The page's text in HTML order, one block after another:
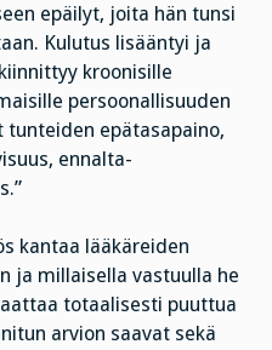
epäilyt, joita hän tunsi
Kulutus lisääntyi ja
kroonisille
persoonallisuuden
epätasapaino,
ennalta-
kantaa lääkäreiden
ja millaisella vastuulla he
totaalisesti puuttua
arvion saavat sekä